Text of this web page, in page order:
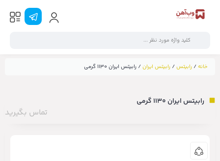
خانه / رابیتس/ رابیتس ایران/ رابیتس ایران ۱۱۳۰ گرمی
رابیتس ایران ۱۱۳۰ گرمی
تماس بگیرید